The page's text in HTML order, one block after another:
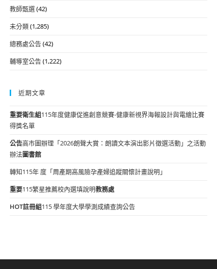
教師甄選(42)
未分類(1,285)
總務處公告(42)
輔導室公告(1,222)
近期文章
重要衛生組115年度健康促進創意競賽-健康新視界海報設計與電繪比賽
得獎名單
公告高市圖辦理「2026朗聲大賞：朗讀文本演出影片徵選活動」之活動
辦法圖書館
轉知115年 度「周產期高風險孕產婦追蹤關懷計畫說明」
重要115繁星推薦校內選填說明教務處
HOT註冊組115 學年度大學學測成績查詢公告